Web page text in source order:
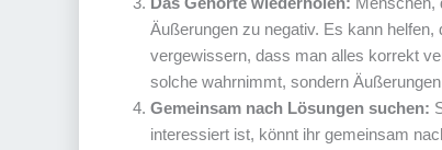
Äußerungen zu negativ. Es kann
vergewissern, dass man alles korrekt
solche wahrnimmt, sondern
Gemeinsam nach Lösungen suchen:
interessiert ist, könnt ihr gemeinsam